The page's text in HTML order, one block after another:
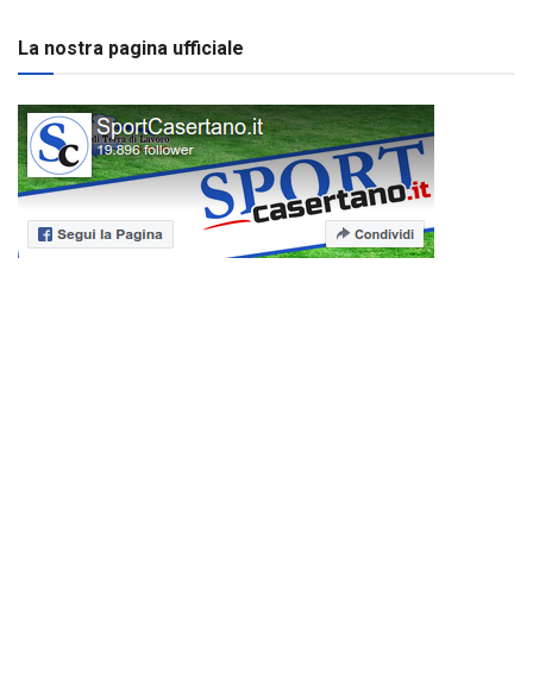
La nostra pagina ufficiale